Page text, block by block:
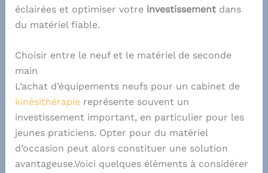
éclairées et optimiser votre investissementdans
du matériel fiable.
Choisir entre le neuf et le matériel de seconde
main
L’achat d’équipements neufs pour un cabinet de
kinésithérapiereprésente souvent un
investissement important, en particulier pour les
jeunes praticiens. Opter pour du matériel
d’occasion peut alors constituer une solution
avantageuse.Voici quelques éléments à considérer